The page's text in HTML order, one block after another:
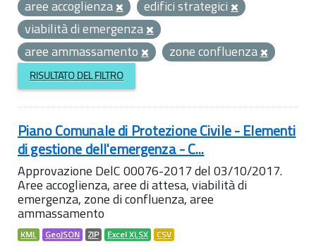
aree accoglienza
edifici strategici
viabilità di emergenza
aree ammassamento
zone confluenza
RISULTATO DEL FILTRO
Piano Comunale di Protezione Civile - Elementi
di gestione dell'emergenza - C...
Approvazione DelC 00076-2017 del 03/10/2017.
Aree accoglienza, aree di attesa, viabilità di
emergenza, zone di confluenza, aree
ammassamento
KML GeoJSON ZIP Excel XLSX CSV